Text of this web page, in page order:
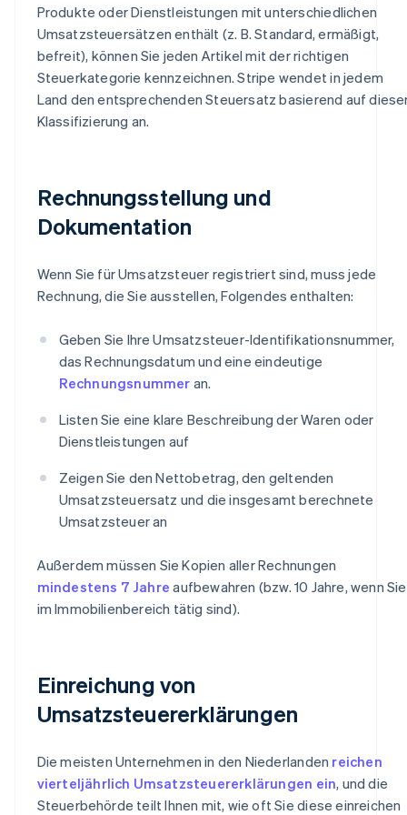
Produkte oder Dienstleistungen mit unterschiedlichen
Umsatzsteuersätzen enthält (z. B. Standard, ermäßigt,
befreit), können Sie jeden Artikel mit der richtigen
Steuerkategorie kennzeichnen. Stripe wendet in jedem
Land den entsprechenden Steuersatz basierend auf
Klassifizierung an.
Rechnungsstellung und
Dokumentation
Wenn Sie für Umsatzsteuer registriert sind, muss jede
Rechnung, die Sie ausstellen, Folgendes enthalten:
Geben Sie Ihre Umsatzsteuer-Identifikationsnummer,
das Rechnungsdatum und eine eindeutige
Rechnungsnummer an.
Listen Sie eine klare Beschreibung der Waren oder
Dienstleistungen auf
Zeigen Sie den Nettobetrag, den geltenden
Umsatzsteuersatz und die insgesamt berechnete
Umsatzsteuer an
Außerdem müssen Sie Kopien aller Rechnungen
mindestens 7 Jahre aufbewahren (bzw. 10 Jahre, wenn Sie
im Immobilienbereich tätig sind).
Einreichung von
Umsatzsteuererklärungen
Die meisten Unternehmen in den Niederlanden reichen
vierteljährlich Umsatzsteuererklärungen ein, und die
Steuerbehörde teilt Ihnen mit, wie oft Sie diese einreichen